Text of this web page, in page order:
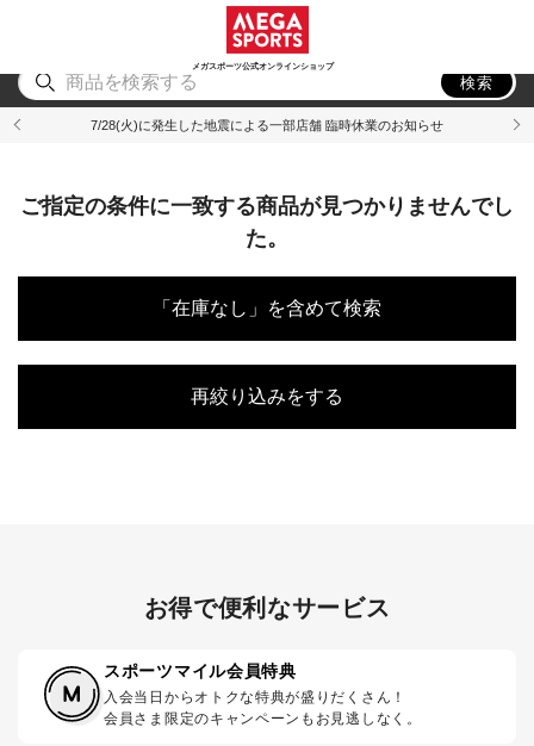
メガスポーツ公式オンラインショップ
アウトドア
検索
7/28(火)に発生した地震による一部店舗 臨時休業のお知らせ
ご指定の条件に一致する商品が見つかりませんでし
た。
「在庫なし」を含めて検索
再絞り込みをする
お得で便利なサービス
スポーツマイル会員特典
入会当日からオトクな特典が盛りだくさん！
会員さま限定のキャンペーンもお見逃しなく。